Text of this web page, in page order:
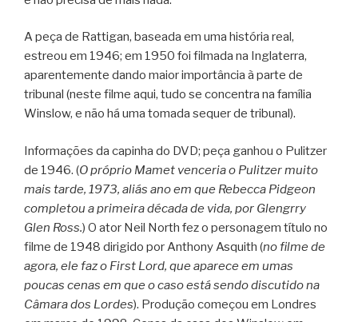
A peça de Rattigan, baseada em uma história real,
estreou em 1946; em 1950 foi filmada na Inglaterra,
aparentemente dando maior importância à parte de
tribunal (neste filme aqui, tudo se concentra na família
Winslow, e não há uma tomada sequer de tribunal).
Informações da capinha do DVD; peça ganhou o Pulitzer
de 1946. (O próprio Mamet venceria o Pulitzer muito
mais tarde, 1973, aliás ano em que Rebecca Pidgeon
completou a primeira década de vida, por Glengrry
Glen Ross.) O ator Neil North fez o personagem título no
filme de 1948 dirigido por Anthony Asquith (no filme de
agora, ele faz o First Lord, que aparece em umas
poucas cenas em que o caso está sendo discutido na
Câmara dos Lordes). Produção começou em Londres